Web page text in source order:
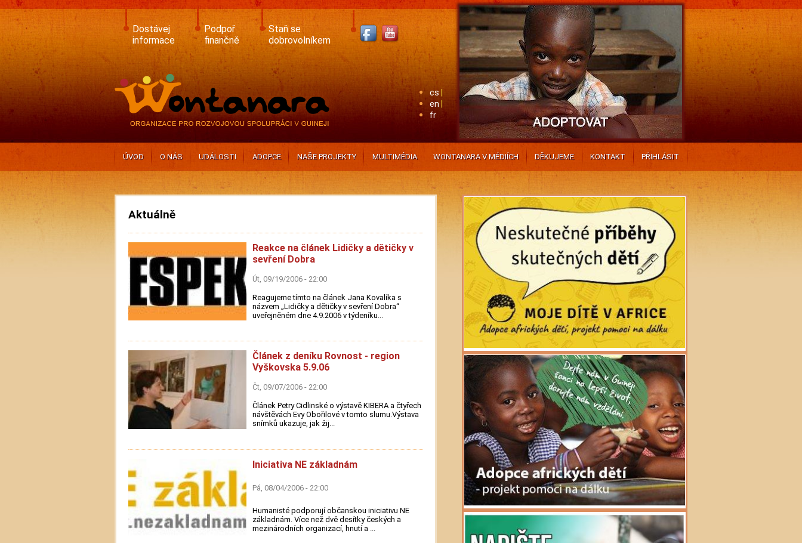
Skip
to
content
Dostávej
informace
Podpoř
finančně
Staň se
dobrovolníkem
cs
en
fr
ÚVOD O NÁS UDÁLOSTI ADOPCE NAŠE PROJEKTY MULTIMÉDIA WONTANARA V MÉDIÍCH DĚKUJEME KONTAKT PŘIHLÁSIT
Aktuálně
Reakce na článek Lidičky a dětičky v
sevření Dobra
Út, 09/19/2006 - 22:00
Reagujeme tímto na článek Jana Kovalíka s
názvem „Lidičky a dětičky v sevření Dobra“
uveřejněném dne 4.9.2006 v týdeníku...
Článek z deníku Rovnost - region
Vyškovska 5.9.06
Čt, 09/07/2006 - 22:00
Článek Petry Cidlinské o výstavě KIBERA a čtyřech
návštěvách Evy Obořilové v tomto slumu.Výstava
snímků ukazuje, jak žij...
Iniciativa NE základnám
Pá, 08/04/2006 - 22:00
Humanisté podporují občanskou iniciativu NE
základnám. Více než dvě desítky českých a
mezinárodních organizací, hnutí a ...